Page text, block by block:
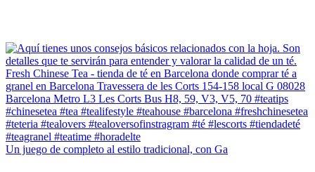
Un juego de completo al estilo tradicional, con Ga